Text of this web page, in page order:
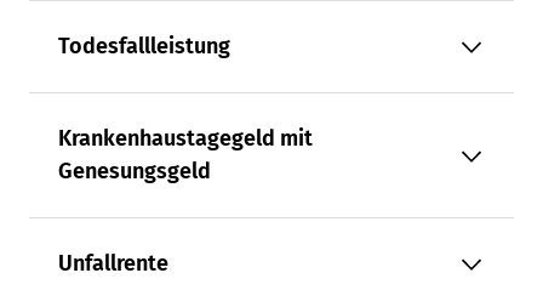
Todesfallleistung
Krankenhaustagegeld mit
Genesungsgeld
Unfallrente